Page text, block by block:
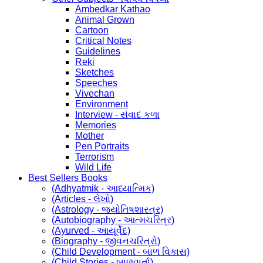
Ambedkar Kathao
Animal Grown
Cartoon
Critical Notes
Guidelines
Reki
Sketches
Speeches
Vivechan
Environment
Interview - સંવાદ કળા
Memories
Mother
Pen Portraits
Terrorism
Wild Life
Best Sellers Books
(Adhyatmik - આધ્યાત્મિક)
(Articles - લેખો)
(Astrology - જ્યોતિષશાસ્ત્ર)
(Autobiography - આત્મચરિત્ર)
(Ayurved - આયૂર્વેદ)
(Biography - જીવનચરિત્રો)
(Child Development - બાળ વિકાસ)